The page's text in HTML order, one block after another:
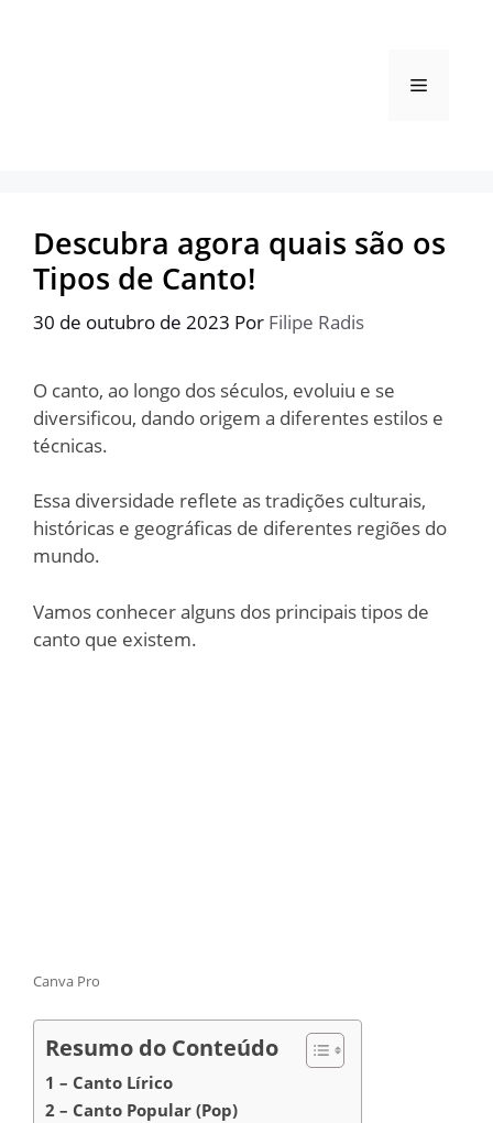
Menu
Descubra agora quais são os
Tipos de Canto!
30 de outubro de 2023 Por Filipe Radis
O canto, ao longo dos séculos, evoluiu e se
diversificou, dando origem a diferentes estilos e
técnicas.
Essa diversidade reflete as tradições culturais,
históricas e geográficas de diferentes regiões do
mundo.
Vamos conhecer alguns dos principais tipos de
canto que existem.
Canva Pro
Resumo do Conteúdo
1 – Canto Lírico
2 – Canto Popular (Pop)